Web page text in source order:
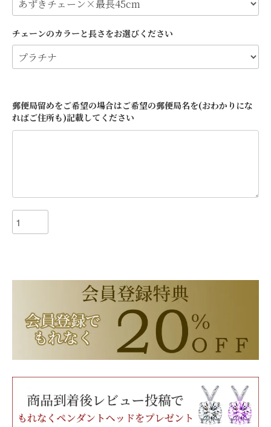
チェーンのカラーと長さをお選びください
郵便局留めをご希望の場合はご希望の郵便局名を(おわかりにな
ればご住所も)記載してください